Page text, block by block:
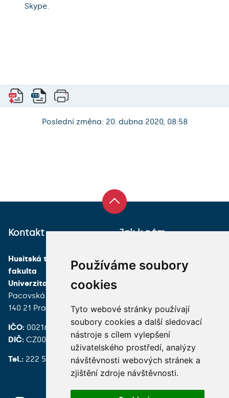
Používáme soubory
cookies
Tyto webové stránky používají
soubory cookies a další sledovací
nástroje s cílem vylepšení
uživatelského prostředí, analýzy
návštěvnosti webových stránek a
zjištění zdroje návštěvnosti.
Skype.
Poslední změna: 20. dubna 2020, 08:58
Kontakt
Husitská teologická
fakulta
Univerzita Karlova
Pacovská 350/4
140 21 Praha 4
IČO: 00216208
DIČ: CZ00216208
Tel.: 222 539 200
Jak k nám